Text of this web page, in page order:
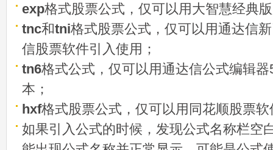
exp格式股票公式，仅可以用大智慧经典
tnc和tni格式股票公式，仅可以用通达信
信股票软件引入使用；
tn6格式公式，仅可以用通达信公式编辑
本；
hxf格式股票公式，仅可以用同花顺股票
如果引入公式的时候，发现公式名称栏空